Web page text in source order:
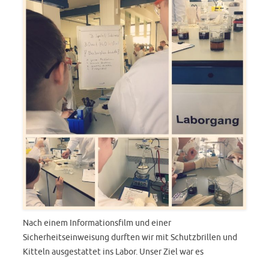
Nach einem Informationsfilm und einer
Sicherheitseinweisung durften wir mit Schutzbrillen und
Kitteln ausgestattet ins Labor. Unser Ziel war es